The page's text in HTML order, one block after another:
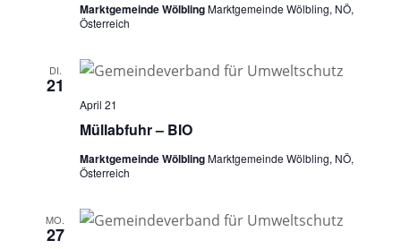
Marktgemeinde WölblingMarktgemeinde Wölbling, NÖ,
Österreich
DI.
21
Müllabfuhr – BIO
April 21
Marktgemeinde WölblingMarktgemeinde Wölbling, NÖ,
Österreich
MO.
27